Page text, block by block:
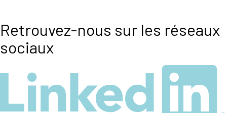
Retrouvez-nous sur les réseaux
sociaux